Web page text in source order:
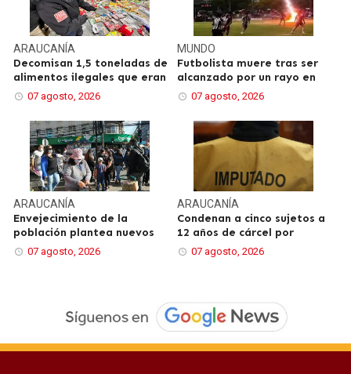
ARAUCANÍA
Decomisan 1,5 toneladas de
alimentos ilegales que eran
07 agosto, 2026
MUNDO
Futbolista muere tras ser
alcanzado por un rayo en
07 agosto, 2026
ARAUCANÍA
Envejecimiento de la
población plantea nuevos
07 agosto, 2026
ARAUCANÍA
Condenan a cinco sujetos a
12 años de cárcel por
07 agosto, 2026